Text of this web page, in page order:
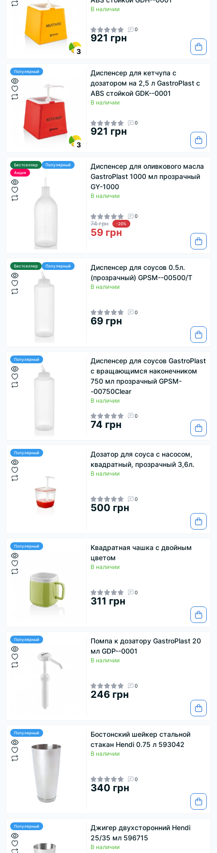
3
В наличии
0
921 грн
Популярный
3
Диспенсер для кетчупа с
дозатором на 2,5 л GastroPlast с
ABS стойкой GDK--0001
В наличии
0
921 грн
Бестселлер
Популярный
Акция
Диспенсер для оливкового масла
GastroPlast 1000 мл прозрачный
GY-1000
В наличии
0
74 грн -20%
59 грн
Бестселлер Популярный
Диспенсер для соусов 0.5л.
(прозрачный) GPSM--00500/T
В наличии
0
69 грн
Популярный
Диспенсер для соусов GastroPlast
с вращающимся наконечником
750 мл прозрачный GPSM-
-00750Clear
В наличии
0
74 грн
Популярный
Дозатор для соуса с насосом,
квадратный, прозрачный 3,6л.
В наличии
0
500 грн
Популярный
Квадратная чашка с двойным
цветом
В наличии
0
311 грн
Популярный
Помпа к дозатору GastroPlast 20
мл GDP--0001
В наличии
0
246 грн
Популярный
Бостонский шейкер стальной
стакан Hendi 0.75 л 593042
В наличии
0
340 грн
Популярный
Джигер двухсторонний Hendi
25/35 мл 596715
В наличии